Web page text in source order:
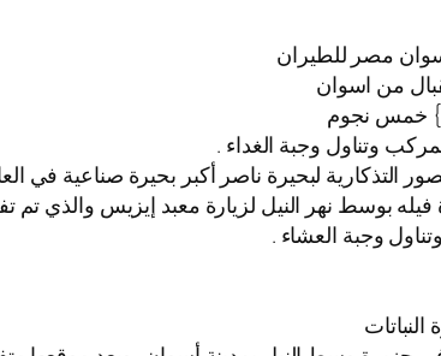
مصر للطيران
من اسوان
خمس نجوم
وتناول وجبة الغداء .
التذكارية لبحيرة ناصر أكبر بحيرة صناعية
بوسط نهر النيل لزيارة معبد إيزيس والذي تم
وجبة العشاء .